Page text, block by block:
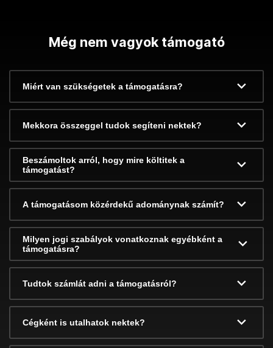
Még nem vagyok támogató
Miért van szükségetek a támogatásra?
Mekkora összeggel tudok segíteni nektek?
Beszámoltok arról, hogy mire költitek a
támogatást?
A támogatásom közérdekű adománynak számít?
Milyen jogi szabályok vonatkoznak egyébként a
támogatásra?
Tudtok számlát adni a támogatásról?
Cégként is utalhatok nektek?